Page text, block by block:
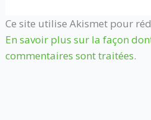
Ce site utilise Akismet pour
En savoir plus sur la façon
commentaires sont traitées.